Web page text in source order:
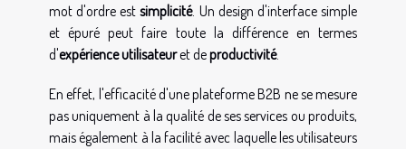
mot d'ordre estsimplicité. Un design d'interface simple
et épuré peut faire toute la différence en termes
d'expérience utilisateuret deproductivité.
En effet, l'efficacité d'une plateforme B2B ne se mesure
pas uniquement à la qualité de ses services ou produits,
mais également à la facilité avec laquelle les utilisateurs